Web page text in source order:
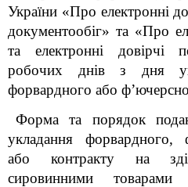
України «Про електронні
документообіг» та «Про
та електронні довірчі
робочих днів з дня
форвардного або
Форма та порядок
укладання форвардного,
або контракту на
сировинними товарами